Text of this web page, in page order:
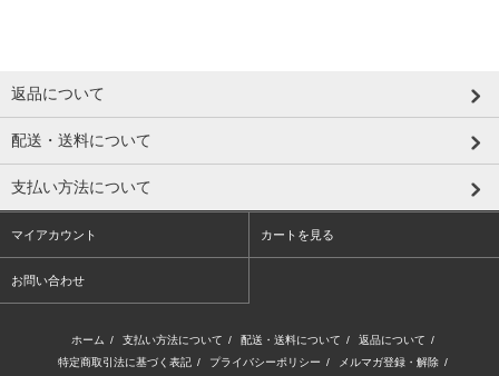
返品について
配送・送料について
支払い方法について
マイアカウント カートを見る
お問い合わせ
ホーム / 支払い方法について / 配送・送料について / 返品について /
特定商取引法に基づく表記 / プライバシーポリシー / メルマガ登録・解除 /